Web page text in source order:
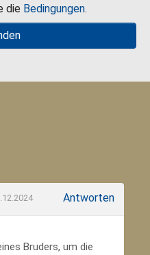
die Bedingungen.
Antworten
Bruders, um die